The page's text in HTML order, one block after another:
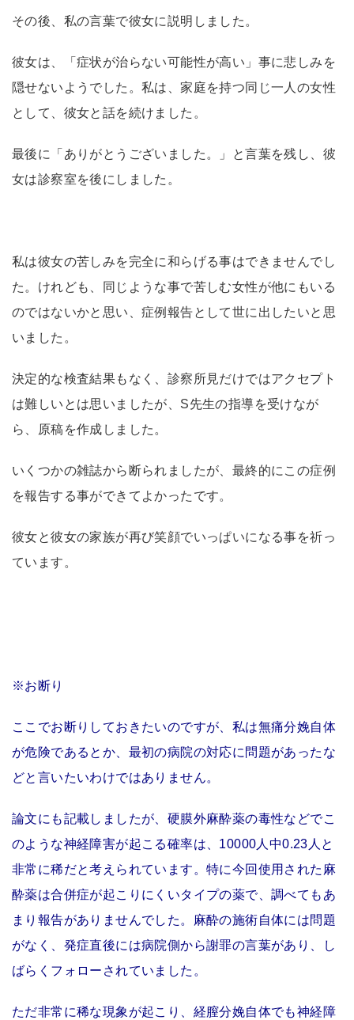
その後、私の言葉で彼女に説明しました。
彼女は、「症状が治らない可能性が高い」事に悲しみを
隠せないようでした。私は、家庭を持つ同じ一人の女性
として、彼女と話を続けました。
最後に「ありがとうございました。」と言葉を残し、彼
女は診察室を後にしました。
私は彼女の苦しみを完全に和らげる事はできませんでし
た。けれども、同じような事で苦しむ女性が他にもいる
のではないかと思い、症例報告として世に出したいと思
いました。
決定的な検査結果もなく、診察所見だけではアクセプト
は難しいとは思いましたが、S先生の指導を受けなが
ら、原稿を作成しました。
いくつかの雑誌から断られましたが、最終的にこの症例
を報告する事ができてよかったです。
彼女と彼女の家族が再び笑顔でいっぱいになる事を祈っ
ています。
※お断り
ここでお断りしておきたいのですが、私は無痛分娩自体
が危険であるとか、最初の病院の対応に問題があったな
どと言いたいわけではありません。
論文にも記載しましたが、硬膜外麻酔薬の毒性などでこ
のような神経障害が起こる確率は、10000人中0.23人と
非常に稀だと考えられています。特に今回使用された麻
酔薬は合併症が起こりにくいタイプの薬で、調べてもあ
まり報告がありませんでした。麻酔の施術自体には問題
がなく、発症直後には病院側から謝罪の言葉があり、し
ばらくフォローされていました。
ただ非常に稀な現象が起こり、経膣分娩自体でも神経障